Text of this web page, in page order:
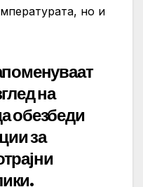
но и
на
обезбеди
за